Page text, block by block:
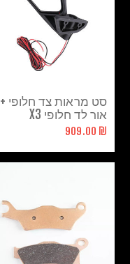
סט מראות צד חלופי +
אור לד חלופי X3
₪ 909.00